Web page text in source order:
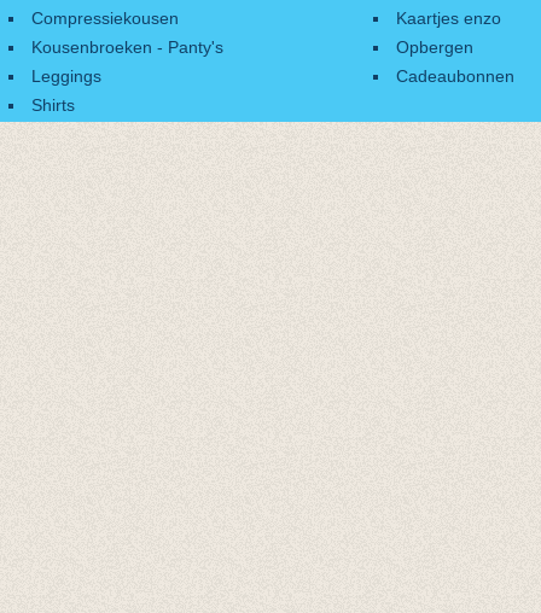
Compressiekousen
Kousenbroeken - Panty's
Leggings
Shirts
Kaartjes enzo
Opbergen
Cadeaubonnen